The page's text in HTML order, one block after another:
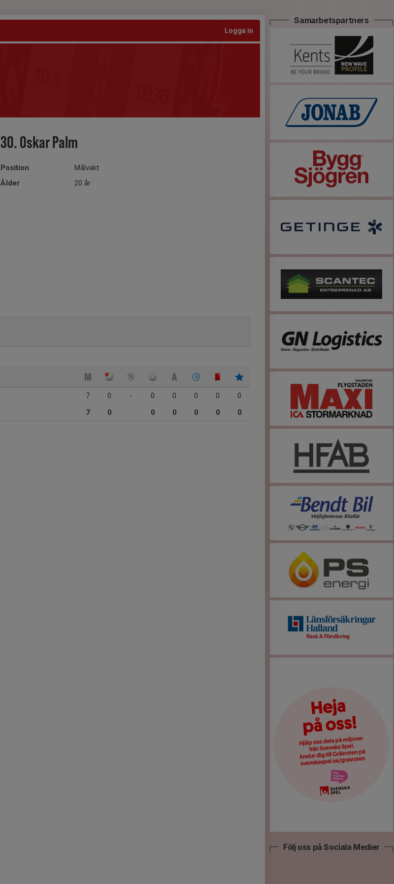
Logga in
30. Oskar Palm
Position
Målvakt
Ålder
20 år
7 0 - 0 0 0 0
0
7 0 0 0 0 0 0
Samarbetspartners
Följ oss på Sociala Medier